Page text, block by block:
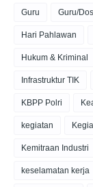
Guru Guru/
Hari Pahlawan
Hukum & Kriminal
Infrastruktur TIK
KBPP Polri
kegiatan
Kemitraan Industri
keselamatan kerja